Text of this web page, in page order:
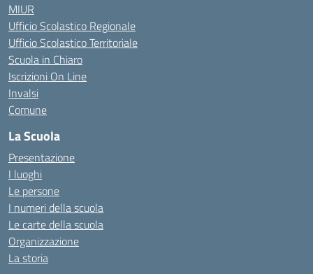
MIUR
Ufficio Scolastico Regionale
Ufficio Scolastico Territoriale
Scuola in Chiaro
Iscrizioni On Line
Invalsi
Comune
La Scuola
Presentazione
I luoghi
Le persone
I numeri della scuola
Le carte della scuola
Organizzazione
La storia